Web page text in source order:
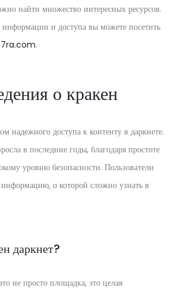
найти множество интересных ресурсов.
и доступа вы можете посетить
.
о кракен
надежного доступа к контенту в даркнете.
в последние годы, благодаря простоте
уровню безопасности. Пользователи
информацию, о которой сложно узнать в
даркнет?
не просто площадка, это целая